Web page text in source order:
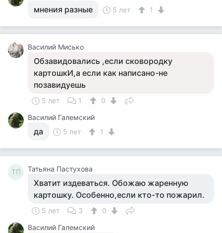
мнения разные 5 лет 1
Василий Мисько
Обзавидовались ,если сковородку
картошкИ,а если как написано-не
позавидуешь
5 лет 1
0
Василий Галемский
да 5 лет 1
ТП Татьяна Пастухова
Хватит издеваться. Обожаю жаренную
картошку. Особенно,если кто-то пожарил.
5 лет 3
0
Василий Галемский